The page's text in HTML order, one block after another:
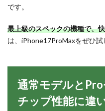
です。
最上級のスペックの機種で、
は、iPhone17ProMaxをぜひ試
通常モデルと
チップ性能に違